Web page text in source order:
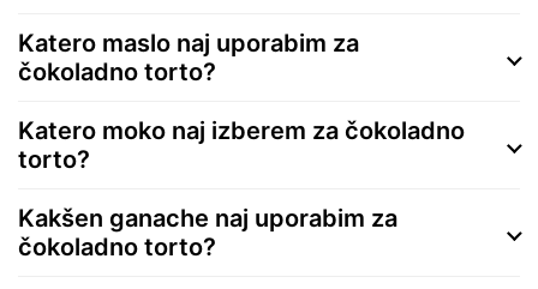
Katero maslo naj uporabim za
čokoladno torto?
Katero moko naj izberem za čokoladno
torto?
Kakšen ganache naj uporabim za
čokoladno torto?